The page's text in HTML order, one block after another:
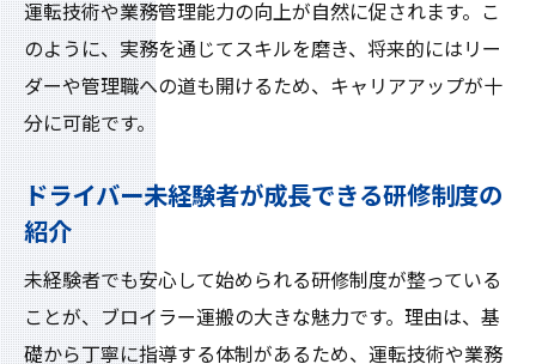
運転技術や業務管理能力の向上が自然に促されます。こ
のように、実務を通じてスキルを磨き、将来的にはリー
ダーや管理職への道も開けるため、キャリアアップが十
分に可能です。
ドライバー未経験者が成長できる研修制度の
紹介
未経験者でも安心して始められる研修制度が整っている
ことが、ブロイラー運搬の大きな魅力です。理由は、基
礎から丁寧に指導する体制があるため、運転技術や業務